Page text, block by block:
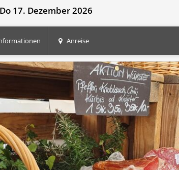
17. Dezember 2026
Anreise